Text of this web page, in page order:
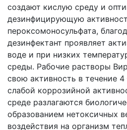
создают кислую среду и
дезинфицирующую
пероксомоносульфата,
дезинфектант проявляет
воде и при низких
среды. Рабочие растворы
свою активность в течение
слабой коррозийной
среде разлагаются
образованием нетоксичных
воздействия на организм